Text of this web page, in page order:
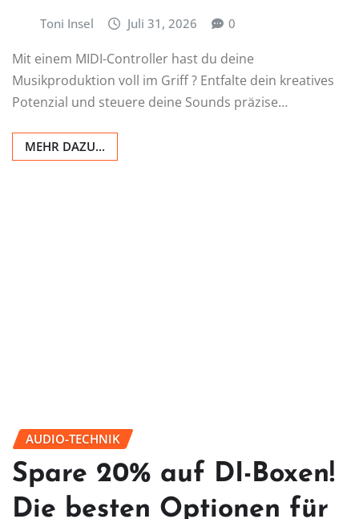
Toni Insel Juli 31, 2026 0
Mit einem MIDI-Controller hast du deine
Musikproduktion voll im Griff ? Entfalte dein kreatives
Potenzial und steuere deine Sounds präzise…
MEHR DAZU...
AUDIO-TECHNIK
Spare 20% auf DI-Boxen!
Die besten Optionen für